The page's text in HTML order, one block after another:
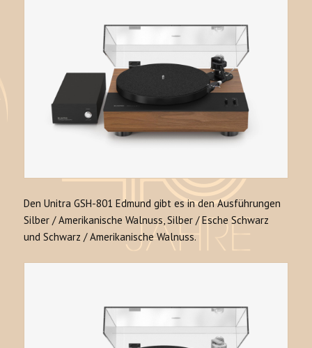
Den Unitra GSH-801 Edmund gibt es in den Ausführungen
Silber / Amerikanische Walnuss, Silber / Esche Schwarz
und Schwarz / Amerikanische Walnuss.